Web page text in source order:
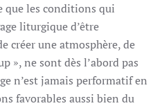
que les conditions qui
liturgique d’être
créer une atmosphère, de
», ne sont dès l’abord pas
n’est jamais performatif en
favorables aussi bien du